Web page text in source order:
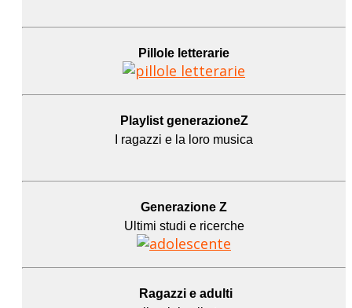
Pillole letterarie
Playlist generazioneZ
I ragazzi e la loro musica
Generazione Z
Ultimi studi e ricerche
Ragazzi e adulti